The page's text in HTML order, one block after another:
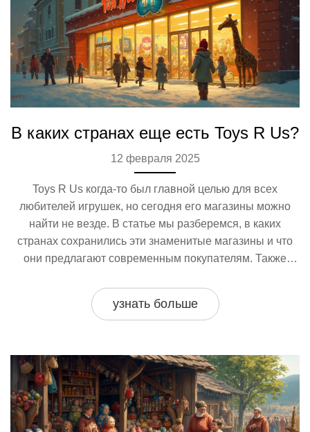
В каких странах еще есть Toys R Us?
12 февраля 2025
Toys R Us когда-то был главной целью для всех
любителей игрушек, но сегодня его магазины можно
найти не везде. В статье мы разберемся, в каких
странах сохранились эти знаменитые магазины и что
они предлагают современным покупателям. Также
и советами, как выгодно приобрести игрушки. Этот гид
поможет каждому любителю игрушек не заблудиться в
узнать больше